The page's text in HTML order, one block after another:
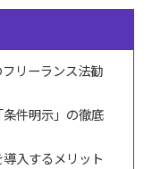
リーランス法勧
件明示」の徹底
入するメリット